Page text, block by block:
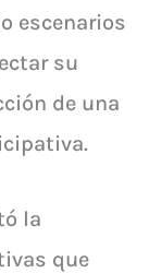
escenarios
su
de una
la
que